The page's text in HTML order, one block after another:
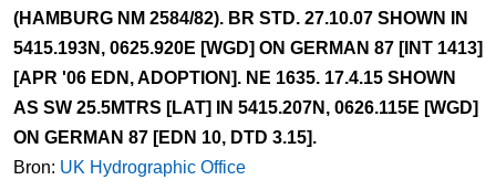
(HAMBURG NM 2584/82). BR STD. 27.10.07 SHOWN IN
5415.193N, 0625.920E [WGD] ON GERMAN 87 [INT 1413]
[APR '06 EDN, ADOPTION]. NE 1635. 17.4.15 SHOWN
AS SW 25.5MTRS [LAT] IN 5415.207N, 0626.115E [WGD]
ON GERMAN 87 [EDN 10, DTD 3.15].
Bron: UK Hydrographic Office